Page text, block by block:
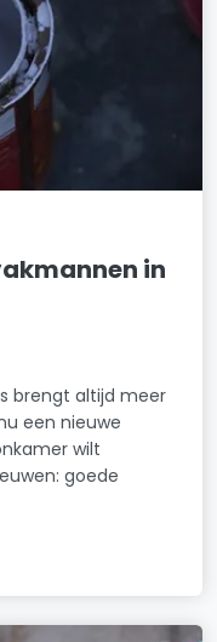
in
brengt altijd meer
een nieuwe
wilt
goede